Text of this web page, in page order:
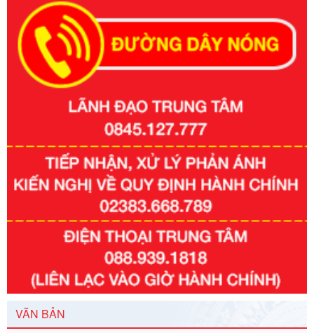
VĂN BẢN
Số kí hiệu:
Tên: Nghị định số 351/2025/NĐ-CP của Chính phủ: Quy
định chuẩn nghèo đa chiều quốc gia giai đoạn 2026 - 2030
Ngày ban hành: 29/12/2026
Số kí hiệu:3014/QĐ-UBND
Tên: Quyết định về việc công bố danh mục thủ tục hành
chính ban hành mới, sửa đổi bổ sung trong lĩnh vực hỗ trợ
đầu tư, lĩnh vực đấu thầu lựa chọn nhà thầu thuộc thẩm
quyền giải quyết của Sở Tài chính và Ban Quản lý Khu kinh
tế Đông Nam Nghệ An
Ngày ban hành: 23/09/2026
292/2026/NĐ-CP
Tên: Nghị định số 292/2026/NĐ-CP của Chính phủ: Quy
định chi tiết một số điều và biện pháp để tổ chức, hướng
dẫn thi hành Luật Quản lý ngoại thương
Ngày ban hành: 21/07/2026